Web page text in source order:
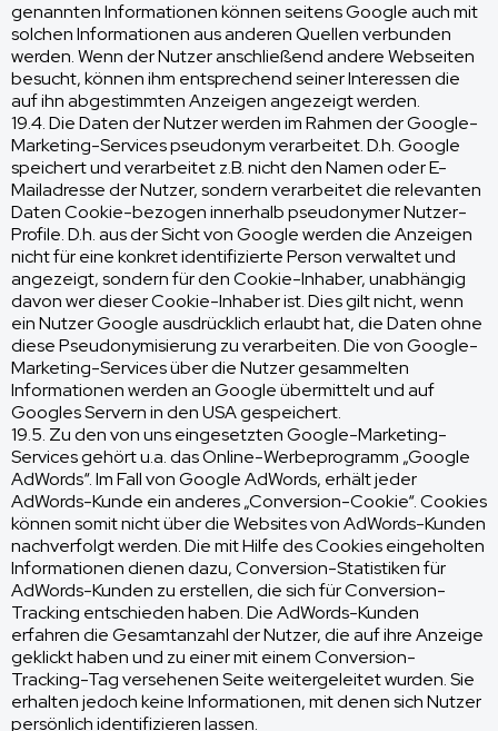
genannten Informationen können seitens Google auch mit
solchen Informationen aus anderen Quellen verbunden
werden. Wenn der Nutzer anschließend andere Webseiten
besucht, können ihm entsprechend seiner Interessen die
auf ihn abgestimmten Anzeigen angezeigt werden.
19.4. Die Daten der Nutzer werden im Rahmen der Google-
Marketing-Services pseudonym verarbeitet. D.h. Google
speichert und verarbeitet z.B. nicht den Namen oder E-
Mailadresse der Nutzer, sondern verarbeitet die relevanten
Daten Cookie-bezogen innerhalb pseudonymer Nutzer-
Profile. D.h. aus der Sicht von Google werden die Anzeigen
nicht für eine konkret identifizierte Person verwaltet und
angezeigt, sondern für den Cookie-Inhaber, unabhängig
davon wer dieser Cookie-Inhaber ist. Dies gilt nicht, wenn
ein Nutzer Google ausdrücklich erlaubt hat, die Daten ohne
diese Pseudonymisierung zu verarbeiten. Die von Google-
Marketing-Services über die Nutzer gesammelten
Informationen werden an Google übermittelt und auf
Googles Servern in den USA gespeichert.
19.5. Zu den von uns eingesetzten Google-Marketing-
Services gehört u.a. das Online-Werbeprogramm „Google
AdWords“. Im Fall von Google AdWords, erhält jeder
AdWords-Kunde ein anderes „Conversion-Cookie“. Cookies
können somit nicht über die Websites von AdWords-Kunden
nachverfolgt werden. Die mit Hilfe des Cookies eingeholten
Informationen dienen dazu, Conversion-Statistiken für
AdWords-Kunden zu erstellen, die sich für Conversion-
Tracking entschieden haben. Die AdWords-Kunden
erfahren die Gesamtanzahl der Nutzer, die auf ihre Anzeige
geklickt haben und zu einer mit einem Conversion-
Tracking-Tag versehenen Seite weitergeleitet wurden. Sie
erhalten jedoch keine Informationen, mit denen sich Nutzer
persönlich identifizieren lassen.